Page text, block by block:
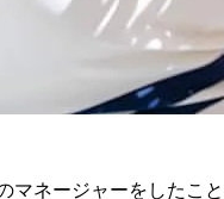
マネージャーをしたこと